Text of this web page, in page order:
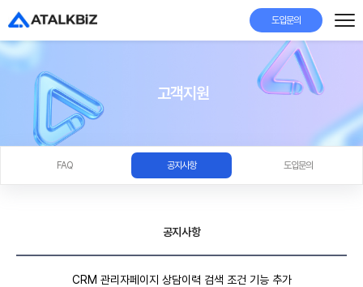
도입문의
고객지원
FAQ 공지사항 도입문의
공지사항
CRM 관리자페이지 상담이력 검색 조건 기능 추가